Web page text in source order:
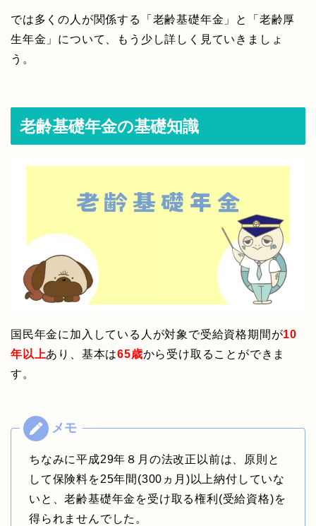
では多くの人が関係する「老齢基礎年金」と「老齢厚
生年金」について、もう少し詳しく見ていきましょ
う。
老齢基礎年金の基礎知識
国民年金に加入している人が対象で受給資格期間が10
年以上あり、基本は65歳から受け取ることができま
す。
ちなみに平成29年８月の法改正以前は、原則と
して保険料を25年間(300ヵ月)以上納付していな
いと、老齢基礎年金を受け取る権利(受給資格)を
得られませんでした。